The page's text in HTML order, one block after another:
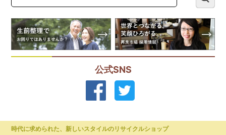
公式SNS
時代に求められた、新しいスタイルのリサイクルショップ